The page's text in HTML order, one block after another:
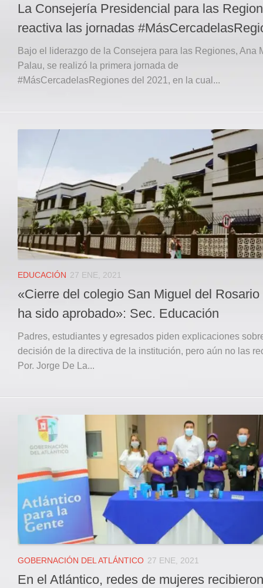
La Consejería Presidencial para las
reactiva las jornadas
Bajo el liderazgo de la Consejera para las Regiones, Ana
Palau, se realizó la primera jornada de
#MásCercadelasRegiones del 2021, en la cual...
EDUCACIÓN 27 ENE, 2021
«Cierre del colegio San Miguel del Rosario
ha sido aprobado»: Sec. Educación
Padres, estudiantes y egresados piden explicaciones
decisión de la directiva de la institución, pero aún no las
Por. Jorge De La...
GOBERNACIÓN DEL ATLÁNTICO 27 ENE, 2021
En el Atlántico, redes de mujeres recibieron